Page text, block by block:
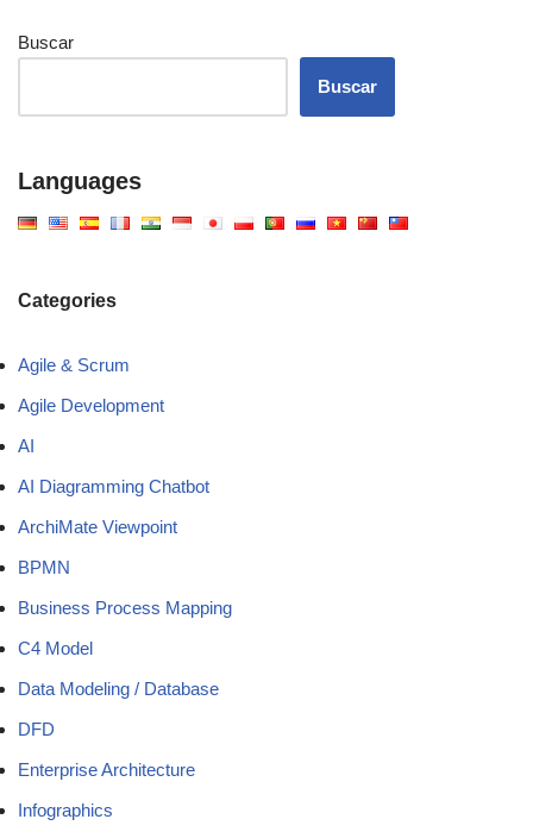
Buscar
Buscar
Languages
Categories
Agile & Scrum
Agile Development
AI
AI Diagramming Chatbot
ArchiMate Viewpoint
BPMN
Business Process Mapping
C4 Model
Data Modeling / Database
DFD
Enterprise Architecture
Infographics